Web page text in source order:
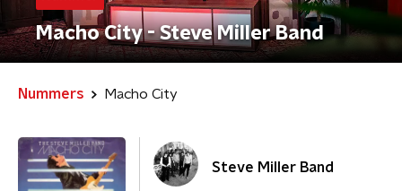
Macho City - Steve Miller Band
Nummers Macho City
Steve Miller Band